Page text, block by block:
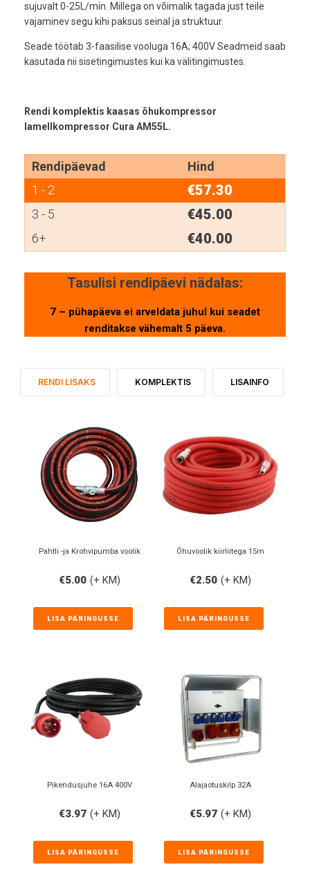
sujuvalt 0-25L/min. Millega on võimalik tagada just teile
vajaminev segu kihi paksus seinal ja struktuur.
Seade töötab 3-faasilise vooluga 16A; 400V Seadmeid saab
kasutada nii sisetingimustes kui ka välitingimustes.
Rendi komplektis kaasas õhukompressor
lamellkompressor Cura AM55L.
Rendipäevad
Hind
1 - 2
€57.30
3 - 5 €45.00
6+ €40.00
Tasulisi rendipäevi nädalas:
7 – pühapäeva ei arveldata juhul kui seadet
renditakse vähemalt 5 päeva.
RENDI LISAKS KOMPLEKTIS LISAINFO
Pahtli -ja Krohvipumba voolik
€5.00 (+ KM)
LISA PÄRINGUSSE
Õhuvoolik kiirliitega 15m
€2.50 (+ KM)
LISA PÄRINGUSSE
Pikendusjuhe 16A 400V
€3.97 (+ KM)
LISA PÄRINGUSSE
Alajaotuskilp 32A
€5.97 (+ KM)
LISA PÄRINGUSSE